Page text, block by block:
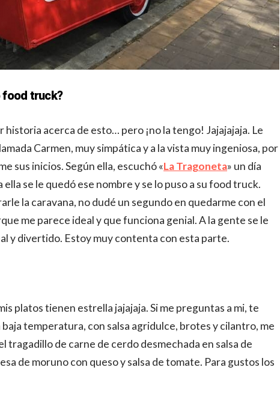
food truck?
acerca de esto… pero ¡no la tengo! Jajajajaja. Le
Carmen, muy simpática y a la vista muy ingeniosa, por
sus inicios. Según ella, escuchó «La Tragoneta» un día
se le quedó ese nombre y se lo puso a su food truck.
la caravana, no dudé un segundo en quedarme con el
me parece ideal y que funciona genial. A la gente se le
y divertido. Estoy muy contenta con esta parte.
platos tienen estrella jajajaja. Si me preguntas a mi, te
temperatura, con salsa agridulce, brotes y cilantro, me
tragadillo de carne de cerdo desmechada en salsa de
de moruno con queso y salsa de tomate. Para gustos los